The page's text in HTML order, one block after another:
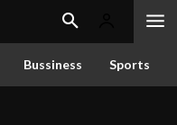
Bussiness Sports